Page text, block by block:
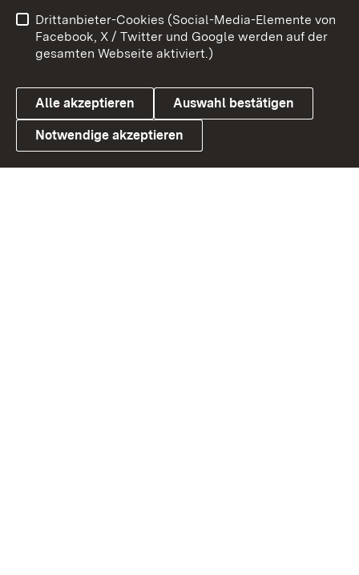
Link zum Landesportal
Barrierefreiheit
Datenschutz
Cookies
Drittanbieter-Cookies (Social-Media-Elemente von
Facebook, X / Twitter und Google werden auf der
gesamten Webseite aktiviert.)
Alle akzeptieren Auswahl bestätigen
Notwendige akzeptieren